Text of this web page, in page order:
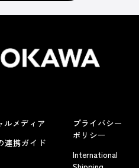
ルメディア
連携ガイド
プライバシー
ポリシー
International